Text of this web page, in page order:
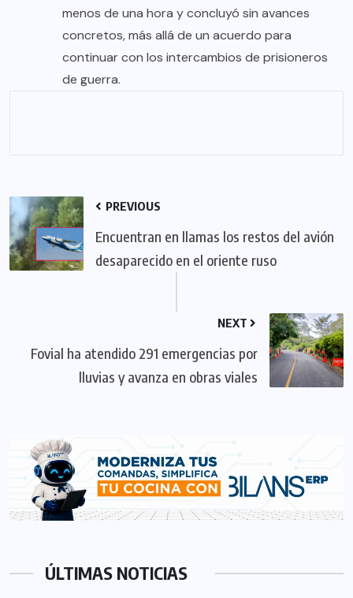
menos de una hora y concluyó sin avances
concretos, más allá de un acuerdo para
continuar con los intercambios de prisioneros
de guerra.
PREVIOUS
Encuentran en llamas los restos del avión
desaparecido en el oriente ruso
NEXT
Fovial ha atendido 291 emergencias por
lluvias y avanza en obras viales
ÚLTIMAS NOTICIAS